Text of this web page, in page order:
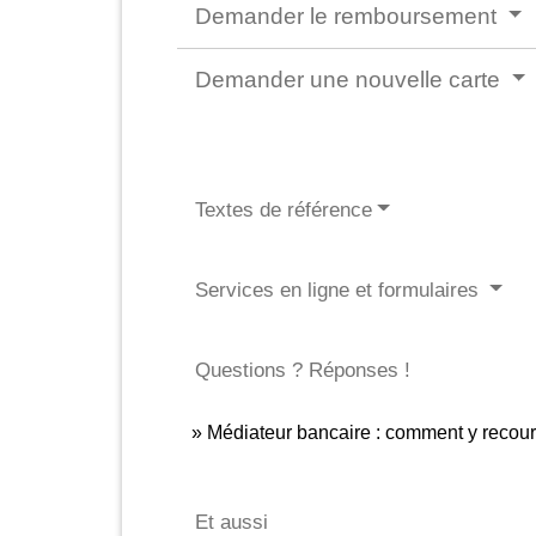
Demander le remboursement
Demander une nouvelle carte
Textes de référence
Services en ligne et formulaires
Questions ? Réponses !
Médiateur bancaire : comment y
Et aussi